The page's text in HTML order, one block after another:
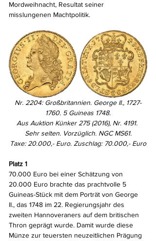
Mordweihnacht, Resultat seiner
misslungenen Machtpolitik.
Nr. 2204: Großbritannien. George II., 1727-
1760. 5 Guineas 1748.
Aus Auktion Künker 275 (2016), Nr. 4191.
Sehr selten. Vorzüglich. NGC MS61.
Taxe: 20.000,- Euro. Zuschlag: 70.000,- Euro
Platz 1
70.000 Euro bei einer Schätzung von
20.000 Euro brachte das prachtvolle 5
Guineas-Stück mit dem Porträt von George
II., das 1748 im 22. Regierungsjahr des
zweiten Hannoveraners auf dem britischen
Thron geprägt wurde. Damit wurde diese
Münze zur teuersten neuzeitlichen Prägung